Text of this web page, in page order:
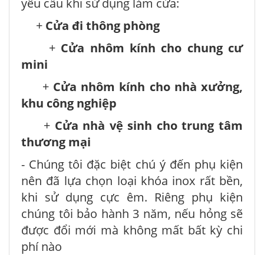
+ Cửa đi thông phòng
+ Cửa nhôm kính cho chung cư
mini
+ Cửa nhôm kính cho nhà xưởng,
khu công nghiệp
+Cửa nhà vệ sinh cho trung tâm
thương mại
- Chúng tôi đặc biệt chú ý đến phụ kiện
nên đã lựa chọn loại khóa inox rất bền,
khi sử dụng cực êm. Riêng phụ kiện
chúng tôi bảo hành 3 năm, nếu hỏng sẽ
được đổi mới mà không mất bất kỳ chi
phí nào